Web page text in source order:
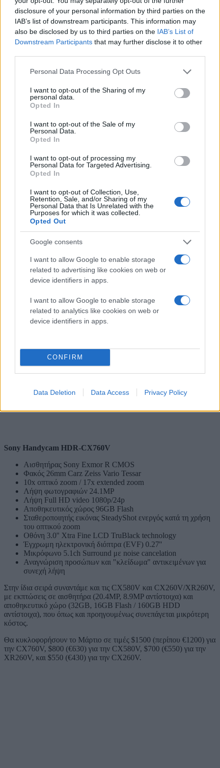
disclosure of your personal information by third parties on the
IAB’s list of downstream participants. This information may
also be disclosed by us to third parties on the IAB’s List of
Downstream Participants that may further disclose it to other
Please note that this website/app uses one or more Google
not limited to your visit or usage behaviour. You may click to
grant or deny consent to Google and its third-party tags to
use your data for below specified purposes in below Google
consent section.
Personal Data Processing Opt Outs
I want to opt-out of the Sharing of my
personal data.
Opted In
I want to opt-out of the Sale of my
Personal Data.
Opted In
I want to opt-out of processing my
Personal Data for Targeted Advertising.
Opted In
I want to opt-out of Collection, Use,
Retention, Sale, and/or Sharing of my
Personal Data that Is Unrelated with the
Purposes for which it was collected.
Opted Out
Google consents
I want to allow Google to enable storage
related to advertising like cookies on web or
device identifiers in apps.
I want to allow Google to enable storage
related to analytics like cookies on web or
device identifiers in apps.
CONFIRM
Data Deletion Data Access Privacy Policy
Sony Handycam HDR-PJ710V/PJ760V
Ενσωματωμένος βιντεοπροβολέας για προβολή σε μέγεθος
Φακός 26mm Carz Zeiss Vario Tessar
10x οπτικό zoom / 17x extended zoom
Λήψη φωτογραφιών 24.1MP
Λήψη Full HD video 1080p/24p
Αποθηκευτικός χώρος 96GB Flash (PJ760V) / 32GB
Σταθεροποιητής εικόνας SteadyShot ενεργός κατά τη χρήση
του οπτικού zoom
Οθόνη 3.0'' Xtra Fine LCD TruBlack technology
Μικρόφωνο 5.1ch Surround με noise cancelation
Αναγνώριση προσώπων και "κλείδωμα" αντικειμένων για
συνεχή λήψη
Στην ίδια σειρά βιντεοκαμερών με ενσωματωμένο βιντεοπροβολέα
περιλαμβάνονται και οι PJ580V, PJ260V, PJ200, οι οποίες
υστερούν σε αισθητήρα (20.4MP, 8.9MP και 5.3MP αντίστοιχα) και
αποθηκευτικό χώρο (32GB, 16GB, memory card αντίστοιχα), με
αποτέλεσμα να χαμηλώνει και το κόστος!
Όλες θα κυκλοφορήσουν το Μάρτιο σε τιμές $1600 (περίπου
€1250) για την PJ760V, $1300 (€1000) για την PJ710V, $900
(€700) για την PJ580V, $650 (€500) για την PJ260V, και $440
(€350) για την PJ200.
Sony Handycam HDR-CX760V
Αισθητήρας Sony Exmor R CMOS
Φακός 26mm Carz Zeiss Vario Tessar
10x οπτικό zoom / 17x extended zoom
Λήψη φωτογραφιών 24.1MP
Λήψη Full HD video 1080p/24p
Αποθηκευτικός χώρος 96GB Flash
Σταθεροποιητής εικόνας SteadyShot ενεργός κατά τη χρήση
του οπτικού zoom
Οθόνη 3.0'' Xtra Fine LCD TruBlack technology
Έγχρωμη ηλεκτρονική διόπτρα (EVF) 0.27''
Μικρόφωνο 5.1ch Surround με noise cancelation
Αναγνώριση προσώπων και "κλείδωμα" αντικειμένων για
συνεχή λήψη
Στην ίδια σειρά συναντάμε και τις CX580V και CX260V/XR260V,
με εκπτώσεις σε αισθητήρα (20.4MP, 8.9MP αντίστοιχα) και
αποθηκευτικό χώρο (32GB, 16GB Flash / 160GB HDD
αντίστοιχα), που όπως και προηγουμένως συνεπάγεται μικρότερη
κόστος.
Θα κυκλοφορήσουν το Μάρτιο σε τιμές $1500 (περίπου €1200) για
την CX760V, $800 (€630) για την CX580V, $700 (€550) για την
XR260V, και $550 (€430) για την CX260V.